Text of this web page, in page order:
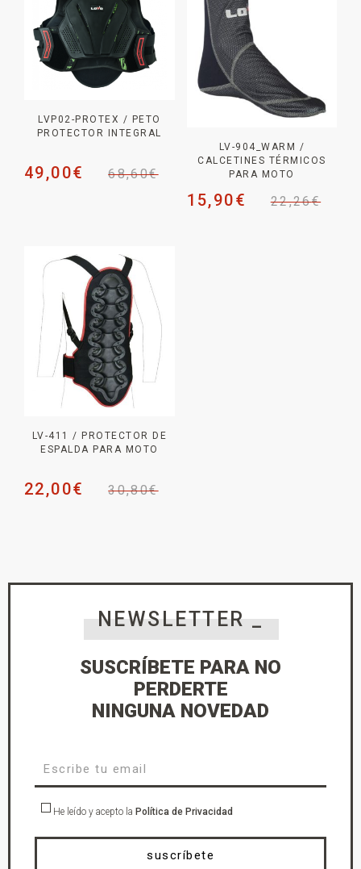
LVP02-PROTEX / PETO
PROTECTOR INTEGRAL
68,60€
49,00€
LV-904_WARM /
CALCETINES TÉRMICOS
PARA MOTO
22,26€
15,90€
LV-411 / PROTECTOR DE
ESPALDA PARA MOTO
30,80€
22,00€
NEWSLETTER _
SUSCRÍBETE PARA NO
PERDERTE
NINGUNA NOVEDAD
He leído y acepto la Política de Privacidad
suscríbete